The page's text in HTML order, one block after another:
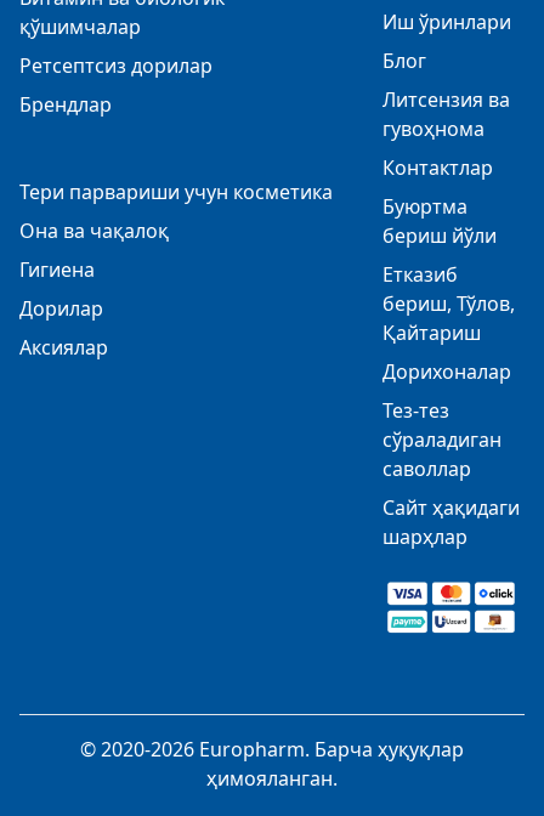
қўшимчалар
Ретсептсиз дорилар
Брендлар
Тери парвариши учун косметика
Она ва чақалоқ
Гигиена
Дорилар
Аксиялар
Иш ўринлари
Блог
Литсензия ва
гувоҳнома
Контактлар
Буюртма
бериш йўли
Етказиб
бериш, Тўлов,
Қайтариш
Дорихоналар
Тез-тез
сўраладиган
саволлар
Сайт ҳақидаги
шарҳлар
© 2020-2026 Europharm. Барча ҳуқуқлар
ҳимояланган.